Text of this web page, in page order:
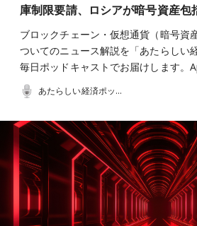
庫制限要請、ロシアが暗号資産
ブロックチェーン・仮想通貨（暗号資
ついてのニュース解説を「あたらしい
毎日ポッドキャストでお届けします
あたらしい経済ポッドキャスト